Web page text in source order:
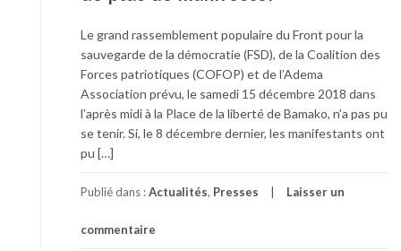
Le grand rassemblement populaire du Front pour la
sauvegarde de la démocratie (FSD), de la Coalition des
Forces patriotiques (COFOP) et de l’Adema
Association prévu, le samedi 15 décembre 2018 dans
l’après midi à la Place de la liberté de Bamako, n’a pas pu
se tenir. Si, le 8 décembre dernier, les manifestants ont
pu […]
Publié dans :Actualités, Presses Laisser un
commentaire